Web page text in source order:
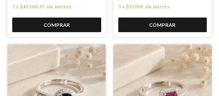
3 x $40.666,67 sin interés 3 x $33.000 sin interés